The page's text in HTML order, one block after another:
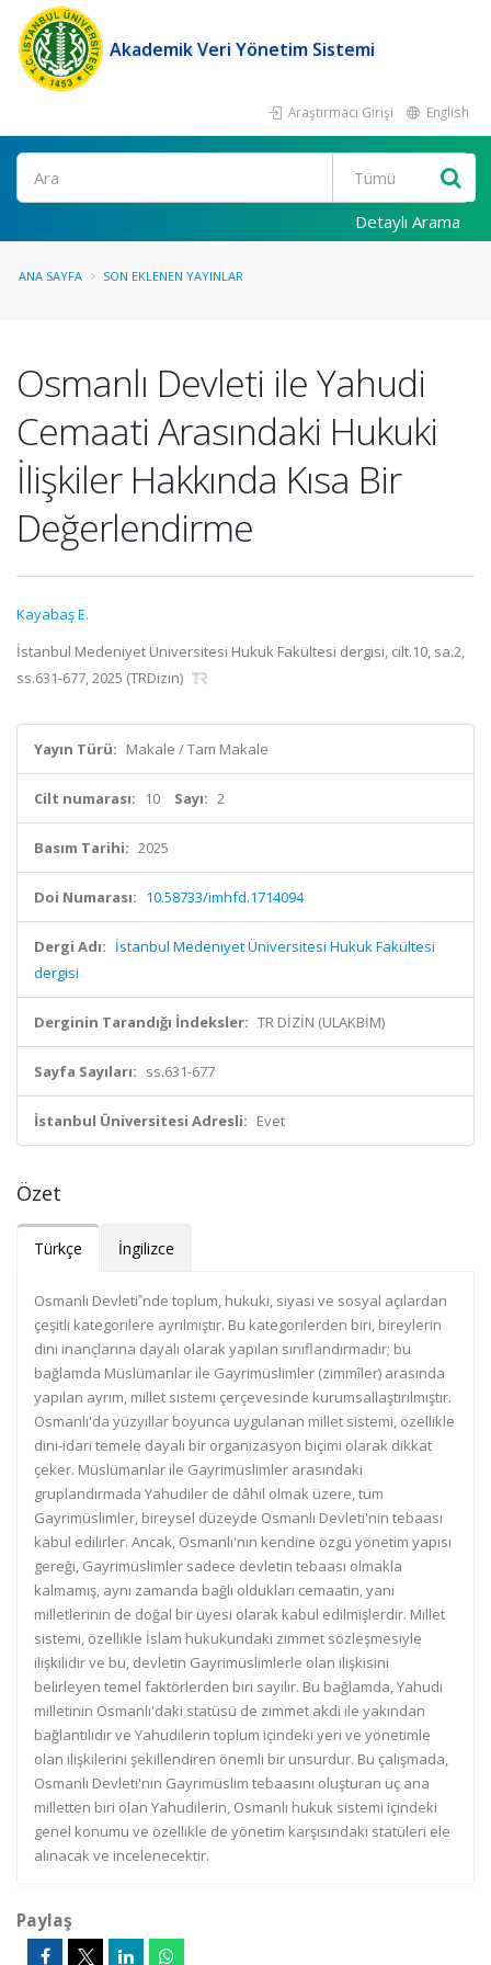
Akademik Veri Yönetim Sistemi
Araştırmacı Girişi English
Ara
Detaylı Arama
ANA SAYFA SON EKLENEN YAYINLAR
Osmanlı Devleti ile Yahudi
Cemaati Arasındaki Hukuki
İlişkiler Hakkında Kısa Bir
Değerlendirme
Kayabaş E.
İstanbul Medeniyet Üniversitesi Hukuk Fakültesi dergisi, cilt.10, sa.2,
ss.631-677, 2025 (TRDizin)
Yayın Türü: Makale / Tam Makale
Cilt numarası: 10 Sayı: 2
Basım Tarihi: 2025
Doi Numarası: 10.58733/imhfd.1714094
Dergi Adı: İstanbul Medeniyet Üniversitesi Hukuk Fakültesi
dergisi
Derginin Tarandığı İndeksler: TR DİZİN (ULAKBİM)
Sayfa Sayıları: ss.631-677
İstanbul Üniversitesi Adresli: Evet
Özet
Türkçe İngilizce
Osmanlı Devleti‟nde toplum, hukuki, siyasi ve sosyal açılardan
çeşitli kategorilere ayrılmıştır. Bu kategorilerden biri, bireylerin
dini inançlarına dayalı olarak yapılan sınıflandırmadır; bu
bağlamda Müslümanlar ile Gayrimüslimler (zimmîler) arasında
yapılan ayrım, millet sistemi çerçevesinde kurumsallaştırılmıştır.
Osmanlı'da yüzyıllar boyunca uygulanan millet sistemi, özellikle
dini-idari temele dayalı bir organizasyon biçimi olarak dikkat
çeker. Müslümanlar ile Gayrimüslimler arasındaki
gruplandırmada Yahudiler de dâhil olmak üzere, tüm
Gayrimüslimler, bireysel düzeyde Osmanlı Devleti'nin tebaası
kabul edilirler. Ancak, Osmanlı'nın kendine özgü yönetim yapısı
gereği, Gayrimüslimler sadece devletin tebaası olmakla
kalmamış, aynı zamanda bağlı oldukları cemaatin, yani
milletlerinin de doğal bir üyesi olarak kabul edilmişlerdir. Millet
sistemi, özellikle İslam hukukundaki zimmet sözleşmesiyle
ilişkilidir ve bu, devletin Gayrimüslimlerle olan ilişkisini
belirleyen temel faktörlerden biri sayılır. Bu bağlamda, Yahudi
milletinin Osmanlı'daki statüsü de zimmet akdi ile yakından
bağlantılıdır ve Yahudilerin toplum içindeki yeri ve yönetimle
olan ilişkilerini şekillendiren önemli bir unsurdur. Bu çalışmada,
Osmanlı Devleti'nin Gayrimüslim tebaasını oluşturan üç ana
milletten biri olan Yahudilerin, Osmanlı hukuk sistemi içindeki
genel konumu ve özellikle de yönetim karşısındaki statüleri ele
alınacak ve incelenecektir.
Paylaş